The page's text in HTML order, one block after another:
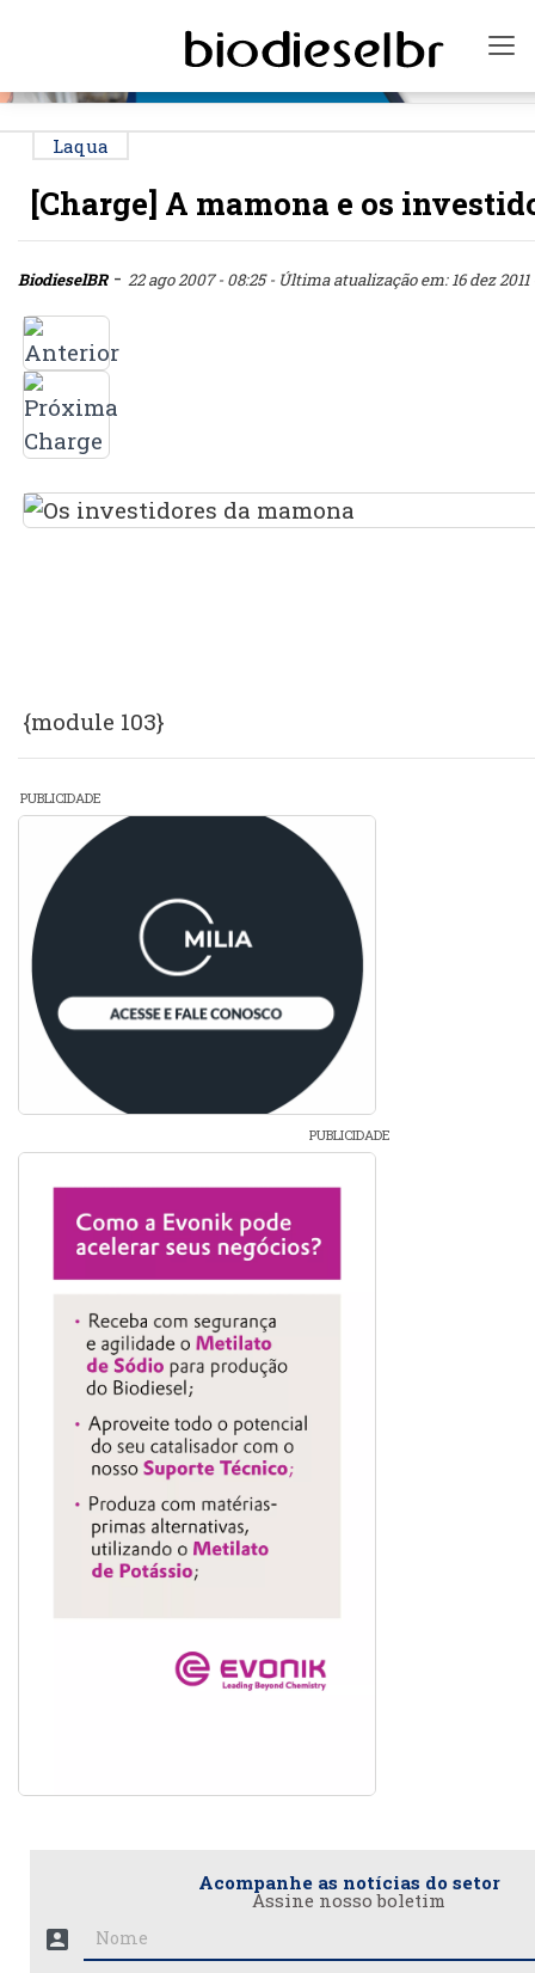
Laqua
[Charge] A mamona e os
BiodieselBR- 22 ago 2007 - 08:25- Última atualização em: 16 dez 2011
{module 103}
PUBLICIDADE
PUBLICIDADE
Acompanhe as notícias do setor
Assine nosso boletim
account_box